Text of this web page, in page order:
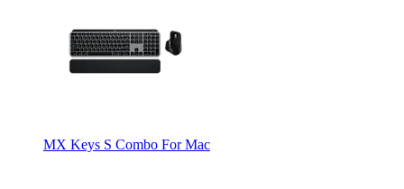
MX Keys S Combo For Mac